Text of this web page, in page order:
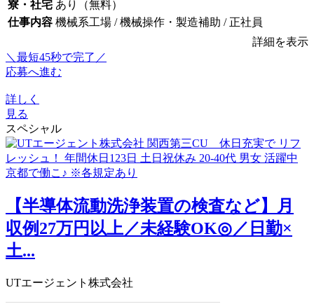
寮・社宅 あり（無料）
仕事内容 機械系工場 / 機械操作・製造補助 / 正社員
詳細を表示
＼最短45秒で完了／
応募へ進む
詳しく
見る
スペシャル
【半導体流動洗浄装置の検査など】月
収例27万円以上／未経験OK◎／日勤×
土...
UTエージェント株式会社